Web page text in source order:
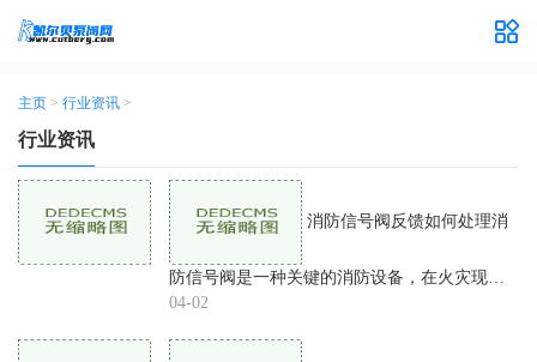
主页 > 行业资讯 >
行业资讯
防信号阀是一种关键的消防设备，在火灾现场
起着至关重要的作用。它主要通过控制消防水
防信号阀的状态反馈
04-02